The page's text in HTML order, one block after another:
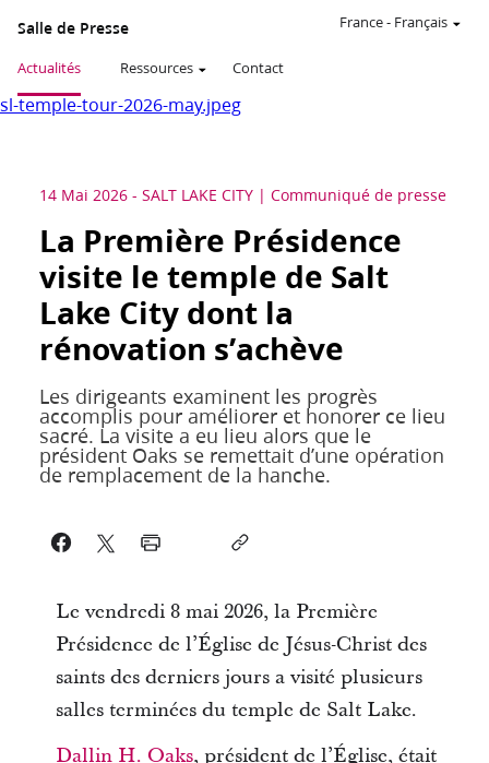
Salle de Presse
Actualités Ressources Contact
France- Français
sl-temple-tour-2026-may.jpeg
14 Mai 2026 - SALT LAKE CITY Communiqué de presse
La Première Présidence
visite le temple de Salt
Lake City dont la
rénovation s’achève
Les dirigeants examinent les progrès
accomplis pour améliorer et honorer ce lieu
sacré. La visite a eu lieu alors que le
président Oaks se remettait d’une opération
de remplacement de la hanche.
Le vendredi 8 mai 2026, la Première
Présidence de l’Église de Jésus-Christ des
saints des derniers jours a visité plusieurs
salles terminées du temple de Salt Lake.
Dallin H. Oaks, président de l’Église, était